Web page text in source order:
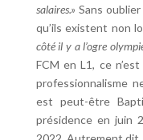
salaires.» Sans
qu’ils existent non
côté il y a l’ogre
FCM en L1, ce
professionnalisme
est peut-être
présidence en juin